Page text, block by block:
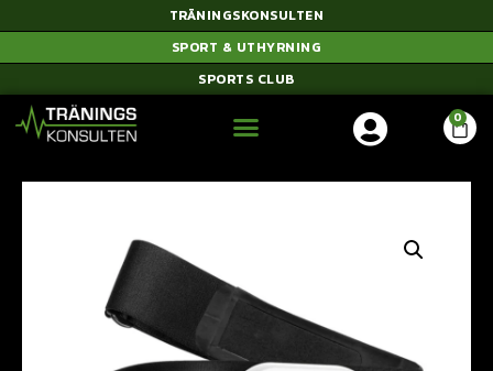
TRÄNINGSKONSULTEN
SPORT & UTHYRNING
SPORTS CLUB